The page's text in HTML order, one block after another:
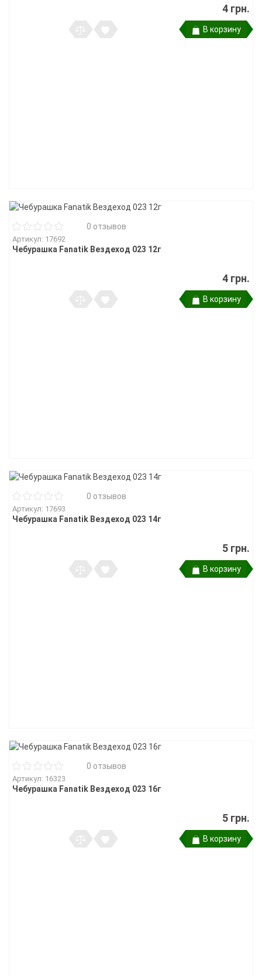
4 грн.
В корзину
0 отзывов
Артикул: 17692
Чебурашка Fanatik Вездеход 023 12г
4 грн.
В корзину
0 отзывов
Артикул: 17693
Чебурашка Fanatik Вездеход 023 14г
5 грн.
В корзину
0 отзывов
Артикул: 16323
Чебурашка Fanatik Вездеход 023 16г
5 грн.
В корзину